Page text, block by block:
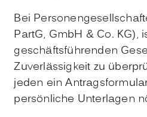
Bei
PartG, GmbH & Co. KG),
geschäftsführenden
Zuverlässigkeit zu
jeden ein
persönliche Unterlagen